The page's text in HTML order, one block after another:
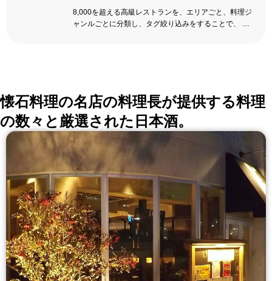
8,000を超える高級レストランを、エリアごと、料理ジ
ャンルごとに分類し、タグ絞り込みをすることで、 い
懐石料理の名店の料理長が提供する料理
の数々と厳選された日本酒。